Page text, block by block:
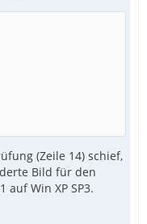
(Zeile 14) schief,
Bild für den
Win XP SP3.